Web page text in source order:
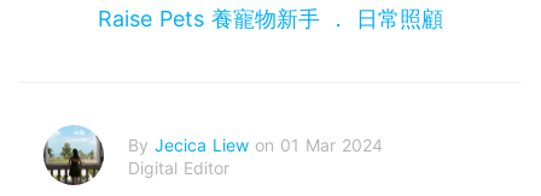
Raise Pets 養寵物新手 日常照顧
By Jecica Liew on 01 Mar 2024
Digital Editor